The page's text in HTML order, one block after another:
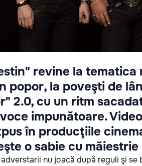
revine la
popor, la poveşti de
2.0, cu un ritm
impunătoare.
în producţiile
o sabie cu
nu joacă după reguli şi